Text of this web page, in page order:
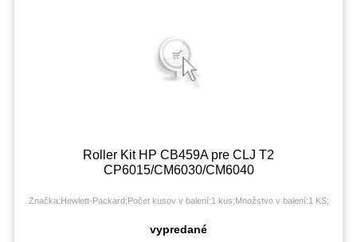
Roller Kit HP CB459A pre CLJ T2
CP6015/CM6030/CM6040
Značka:Hewlett-Packard;Počet kusov v balení:1 kus;Množstvo v balení:1 KS;
vypredané